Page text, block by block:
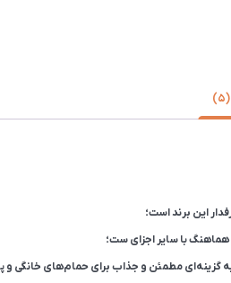
این برند است؛
هماهنگ با سایر اجزای ست؛